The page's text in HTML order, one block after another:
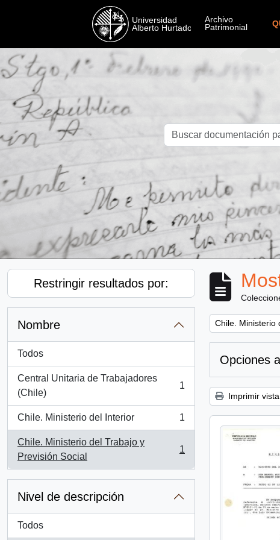
Restringir resultados por:
Nombre
Todos
Central Unitaria de Trabajadores
(Chile)
, 1 resultados
1
Chile. Ministerio del Interior
, 1 resultados
1
Chile. Ministerio del Trabajo y
Previsión Social
, 1 resultados
1
Nivel de descripción
Todos
Remove filter:
Chile. Ministerio
Opciones
Imprimir